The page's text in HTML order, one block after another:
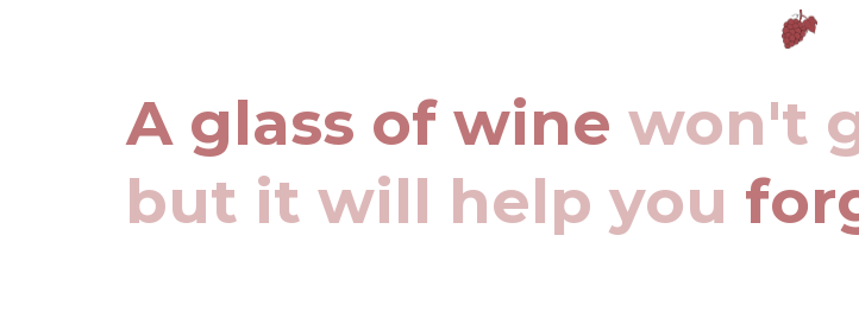
A glass of wine won't
but it will help you